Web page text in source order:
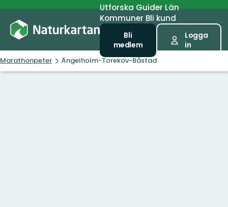
UtforskaGuiderLän
Kommuner Bli kund
Bli
medlem
Logga
in
Marathonpeter Ängelholm-Torekov-Båstad